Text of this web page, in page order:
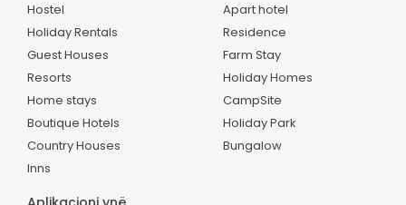
Hostel
Holiday Rentals
Guest Houses
Resorts
Home stays
Boutique Hotels
Country Houses
Inns
Apart hotel
Residence
Farm Stay
Holiday Homes
CampSite
Holiday Park
Bungalow